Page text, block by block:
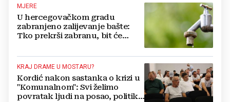
MJERE
U hercegovačkom gradu
zabranjeno zalijevanje bašte:
Tko prekrši zabranu, bit će
kažnjen
KRAJ DRAME U MOSTARU?
Kordić nakon sastanka o krizi u
"Komunalnom": Svi želimo
povratak ljudi na posao, politika